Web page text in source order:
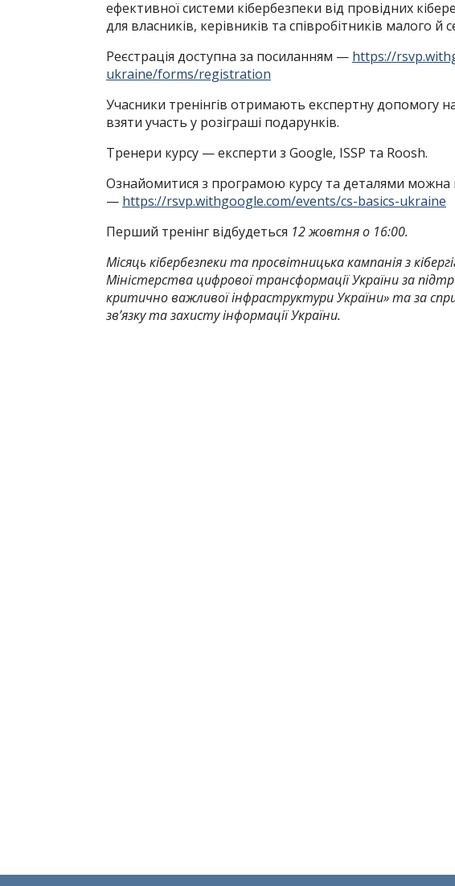
ефективної системи кібербезпеки від провідних
для власників, керівників та співробітників малого й
Реєстрація доступна за посиланням — https://
ukraine/forms/registration
Учасники тренінгів отримають експертну допомогу
взяти участь у розіграші подарунків.
Тренери курсу — експерти з Google, ISSP та Roosh.
Ознайомитися з програмою курсу та деталями можна
— https://rsvp.withgoogle.com/events/cs-basics-ukraine
Перший тренінг відбудеться 12 жовтня о 16:00.
Місяць кібербезпеки та просвітницька кампанія з
Міністерства цифрової трансформації України за
критично важливої інфраструктури України» та за
зв’язку та захисту інформації України.